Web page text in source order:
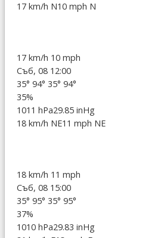
17 km/h N10 mph N
17 km/h 10 mph
Съб, 08 12:00
35° 94° 35° 94°
35%
1011 hPa29.85 inHg
18 km/h NE11 mph NE
18 km/h 11 mph
Съб, 08 15:00
35° 95° 35° 95°
37%
1010 hPa29.83 inHg